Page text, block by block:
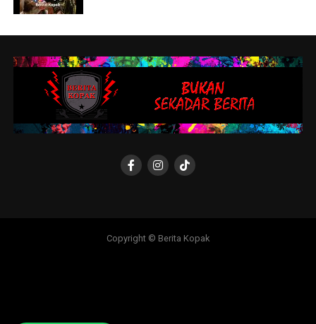
Copyright © Berita Kopak